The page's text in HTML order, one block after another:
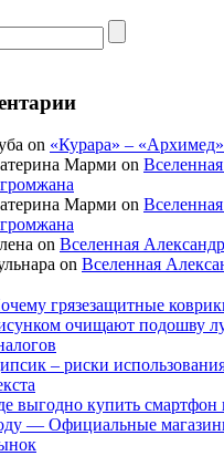
on «Курара» –
Марми on
Марми on
on Вселенная
on Вселенная
грязезащитные
очищают подошву
– риски
выгодно купить
— Официальные